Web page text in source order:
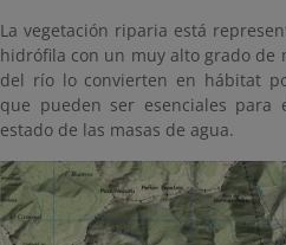
La vegetación riparia está
hidrófila con un muy alto grado de
del río lo convierten en hábitat
que pueden ser esenciales para
estado de las masas de agua.